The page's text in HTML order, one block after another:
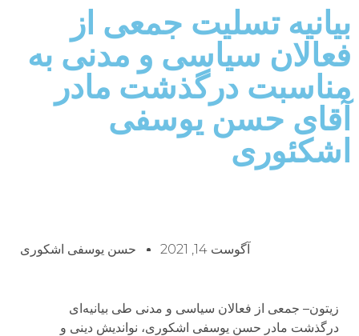
بیانیه تسلیت جمعی از
فعالان سیاسی و مدنی به
مناسبت درگذشت مادر
آقای حسن یوسفی
اشکئوری
آگوست 14, 2021 حسن یوسفی اشکوری
زیتون– جمعی از فعالان سیاسی و مدنی طی بیانیه‌ای
درگذشت مادر حسن یوسفی اشکوری، نواندیش دینی و